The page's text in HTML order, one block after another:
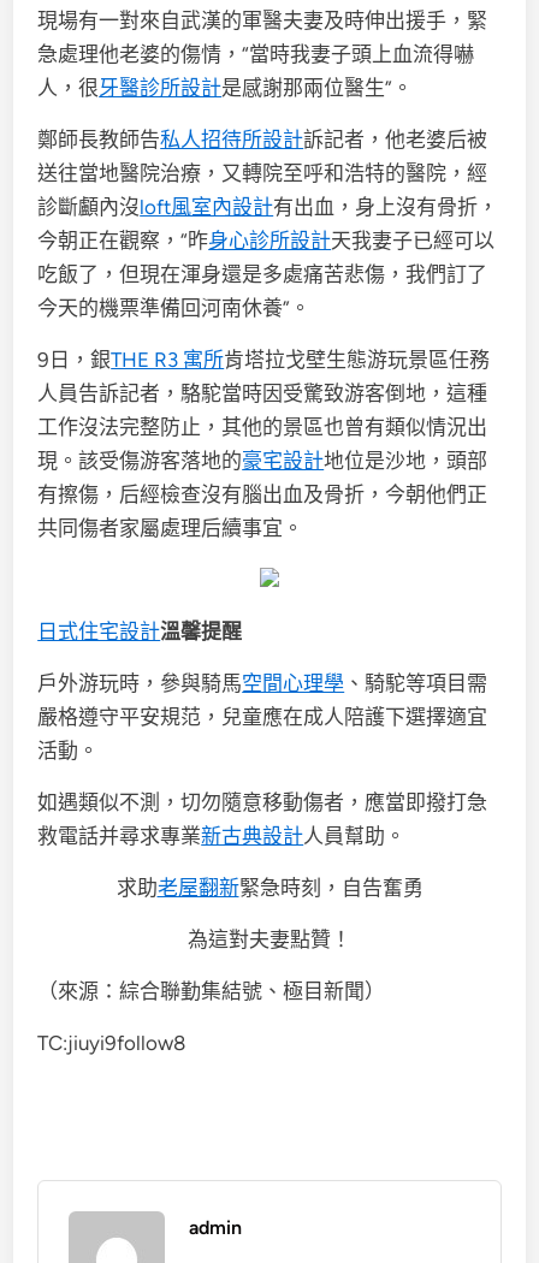
現場有一對來自武漢的軍醫夫妻及時伸出援手，緊
急處理他老婆的傷情，“當時我妻子頭上血流得嚇
人，很牙醫診所設計是感謝那兩位醫生”。
鄭師長教師告私人招待所設計訴記者，他老婆后被
送往當地醫院治療，又轉院至呼和浩特的醫院，經
診斷顱內沒loft風室內設計有出血，身上沒有骨折，
今朝正在觀察，“昨身心診所設計天我妻子已經可以
吃飯了，但現在渾身還是多處痛苦悲傷，我們訂了
今天的機票準備回河南休養”。
9日，銀THE R3 寓所肯塔拉戈壁生態游玩景區任務
人員告訴記者，駱駝當時因受驚致游客倒地，這種
工作沒法完整防止，其他的景區也曾有類似情況出
現。該受傷游客落地的豪宅設計地位是沙地，頭部
有擦傷，后經檢查沒有腦出血及骨折，今朝他們正
共同傷者家屬處理后續事宜。
日式住宅設計溫馨提醒
戶外游玩時，參與騎馬空間心理學 、騎駝等項目需
嚴格遵守平安規范，兒童應在成人陪護下選擇適宜
活動。
如遇類似不測，切勿隨意移動傷者，應當即撥打急
救電話并尋求專業新古典設計人員幫助。
求助老屋翻新緊急時刻，自告奮勇
為這對夫妻點贊！
（來源：綜合聯勤集結號、極目新聞）
TC:jiuyi9follow8
admin